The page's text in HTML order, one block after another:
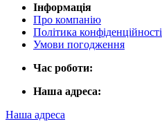
Інформація
Про компанію
Політика конфіденційності
Умови погодження
Час роботи:
Наша адреса:
Наша адреса